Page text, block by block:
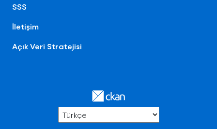
SSS
İletişim
Açık Veri Stratejisi